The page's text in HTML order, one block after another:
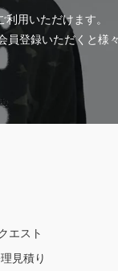
用いただけます。
登録いただくと様
エスト
見積り